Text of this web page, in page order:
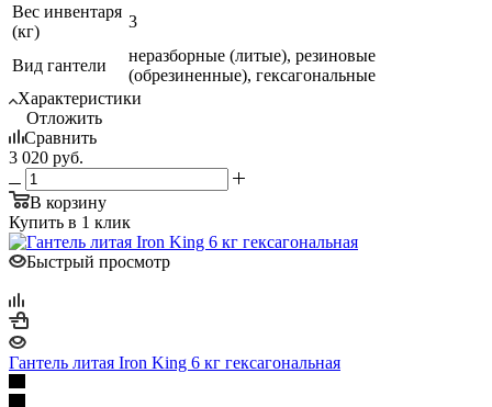
Вес инвентаря
(кг)
3
Вид гантели
неразборные (литые), резиновые
(обрезиненные), гексагональные
Характеристики
Отложить
Сравнить
3 020 руб.
В корзину
Купить в 1 клик
Быстрый просмотр
Гантель литая Iron King 6 кг гексагональная